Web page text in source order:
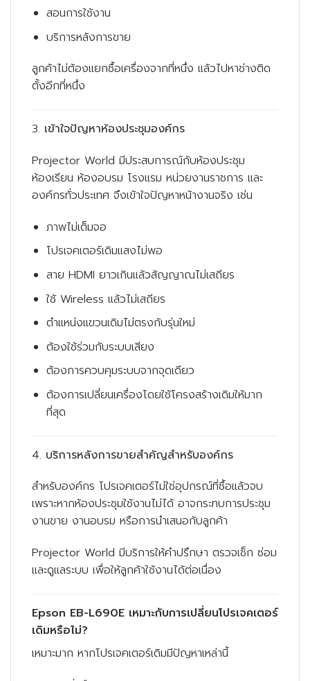
สอนการใช้งาน
บริการหลังการขาย
ลูกค้าไม่ต้องแยกซื้อเครื่องจากที่หนึ่ง แล้วไปหาช่างติด
ตั้งอีกที่หนึ่ง
3. เข้าใจปัญหาห้องประชุมองค์กร
Projector World มีประสบการณ์กับห้องประชุม
ห้องเรียน ห้องอบรม โรงแรม หน่วยงานราชการ และ
องค์กรทั่วประเทศ จึงเข้าใจปัญหาหน้างานจริง เช่น
ภาพไม่เต็มจอ
โปรเจคเตอร์เดิมแสงไม่พอ
สาย HDMI ยาวเกินแล้วสัญญาณไม่เสถียร
ใช้ Wireless แล้วไม่เสถียร
ตำแหน่งแขวนเดิมไม่ตรงกับรุ่นใหม่
ต้องใช้ร่วมกับระบบเสียง
ต้องการควบคุมระบบจากจุดเดียว
ต้องการเปลี่ยนเครื่องโดยใช้โครงสร้างเดิมให้มาก
ที่สุด
4. บริการหลังการขายสำคัญสำหรับองค์กร
สำหรับองค์กร โปรเจคเตอร์ไม่ใช่อุปกรณ์ที่ซื้อแล้วจบ
เพราะหากห้องประชุมใช้งานไม่ได้ อาจกระทบการประชุม
งานขาย งานอบรม หรือการนำเสนอกับลูกค้า
Projector World มีบริการให้คำปรึกษา ตรวจเช็ก ซ่อม
และดูแลระบบ เพื่อให้ลูกค้าใช้งานได้ต่อเนื่อง
Epson EB-L690E เหมาะกับการเปลี่ยนโปรเจคเตอร์
เดิมหรือไม่?
เหมาะมาก หากโปรเจคเตอร์เดิมมีปัญหาเหล่านี้